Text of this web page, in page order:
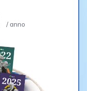
/ anno